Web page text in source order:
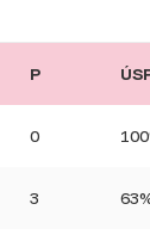
P
0
3